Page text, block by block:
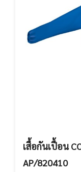
เสื้อกันเปื้อน
AP/820410